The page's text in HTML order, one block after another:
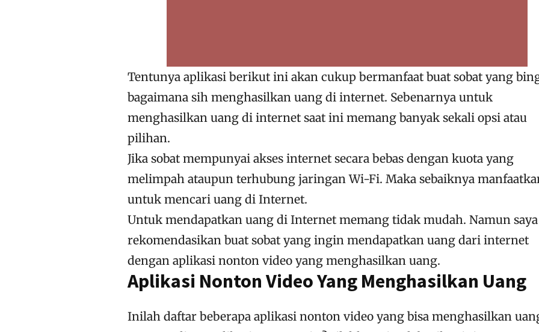
Tentunya aplikasi berikut ini akan cukup bermanfaat buat sobat yang
bagaimana sih menghasilkan uang di internet. Sebenarnya untuk
menghasilkan uang di internet saat ini memang banyak sekali opsi atau
pilihan.
Jika sobat mempunyai akses internet secara bebas dengan kuota yang
melimpah ataupun terhubung jaringan Wi-Fi. Maka sebaiknya
untuk mencari uang di Internet.
Untuk mendapatkan uang di Internet memang tidak mudah. Namun saya
rekomendasikan buat sobat yang ingin mendapatkan uang dari internet
dengan aplikasi nonton video yang menghasilkan uang.
Aplikasi Nonton Video Yang Menghasilkan Uang
Inilah daftar beberapa aplikasi nonton video yang bisa menghasilkan